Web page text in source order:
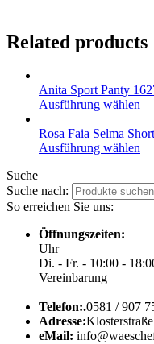
Related products
Anita Sport Panty
Ausführung wählen
Rosa Faia Selma
Ausführung wählen
Suche
Suche nach:
So erreichen Sie uns:
Öffnungszeiten:
Uhr
Di. - Fr. - 10:00 -
Vereinbarung
Telefon:.0581 / 907
Adresse:
eMail: